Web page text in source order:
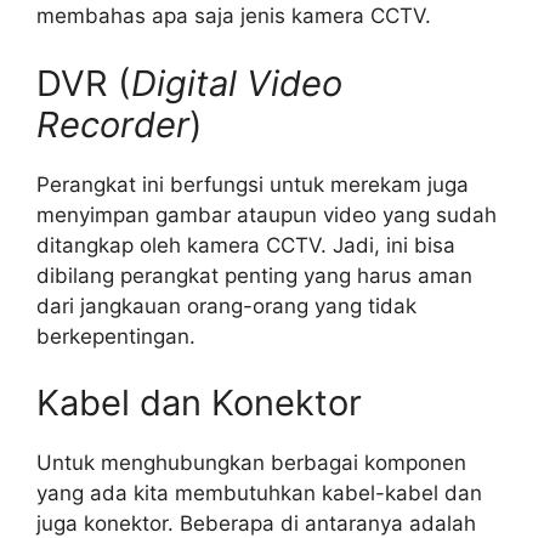
membahas apa saja jenis kamera CCTV.
DVR (Digital Video
Recorder)
Perangkat ini berfungsi untuk merekam juga
menyimpan gambar ataupun video yang sudah
ditangkap oleh kamera CCTV. Jadi, ini bisa
dibilang perangkat penting yang harus aman
dari jangkauan orang-orang yang tidak
berkepentingan.
Kabel dan Konektor
Untuk menghubungkan berbagai komponen
yang ada kita membutuhkan kabel-kabel dan
juga konektor. Beberapa di antaranya adalah